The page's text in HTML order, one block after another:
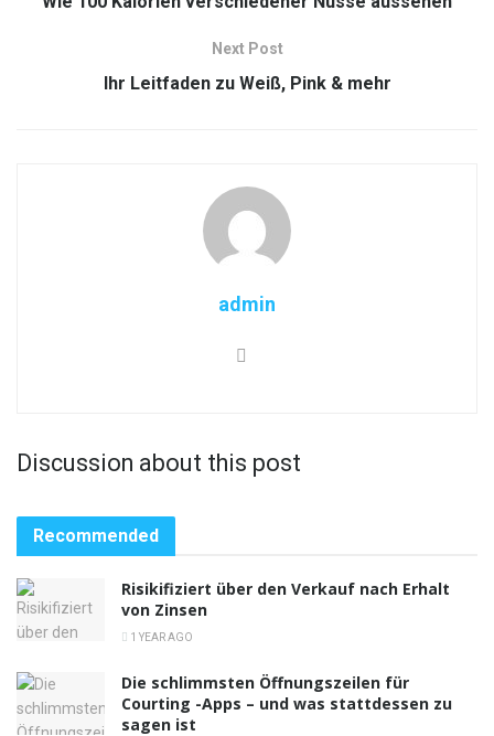
Next Post
Ihr Leitfaden zu Weiß, Pink & mehr
admin
Discussion about this post
Recommended
Risikifiziert über den Verkauf nach Erhalt
von Zinsen
1 YEAR AGO
Die schlimmsten Öffnungszeilen für
Courting -Apps – und was stattdessen zu
sagen ist